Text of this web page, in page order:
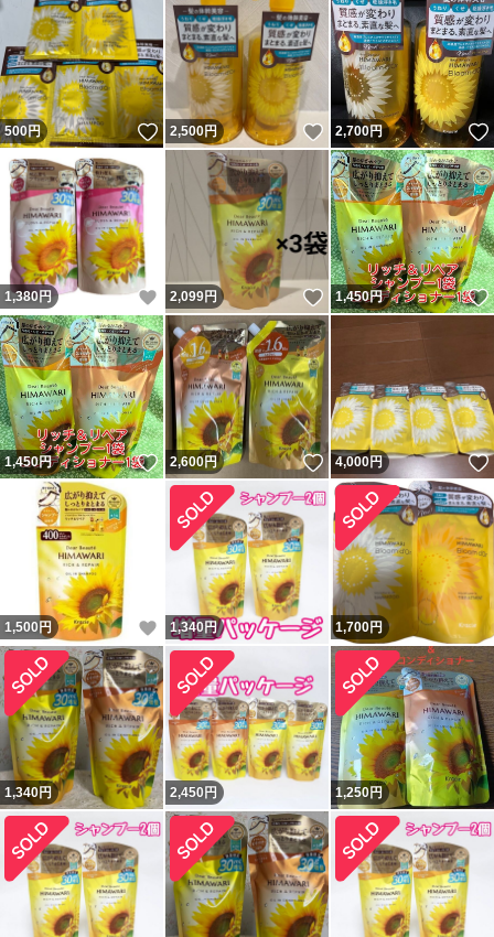
500円 いいね！
2,500円 いいね！
2,700円
1,380円 いいね！
2,099円 いいね！
1,450円
1,450円 いいね！
2,600円 いいね！
4,000円
1,500 円 いいね！
1,340円 1,700円
1,340円 2,450 円 1,250円